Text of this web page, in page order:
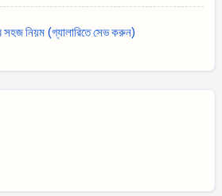
নিয়ম (গ্যালারিতে সেভ করুন)